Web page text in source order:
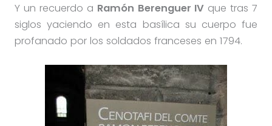
Y un recuerdo a Ramón Berenguer IVque tras 7
siglos yaciendo en esta basílica su cuerpo fue
profanado por los soldados franceses en 1794.